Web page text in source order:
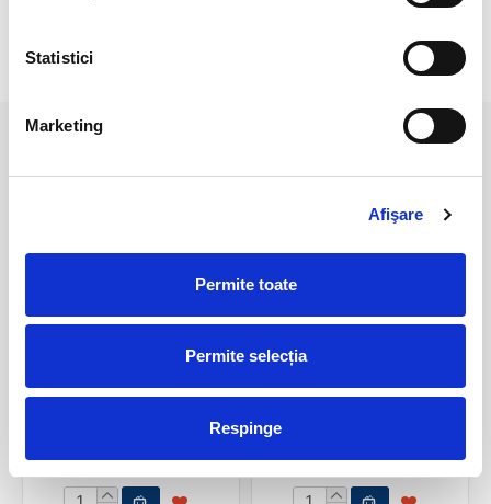
Statistici
Marketing
Afişare
Permite toate
Permite selecția
Respinge
RECENZII CLIENTI
Agat verde piatra rulata
3,00 Lei
140,00 Lei